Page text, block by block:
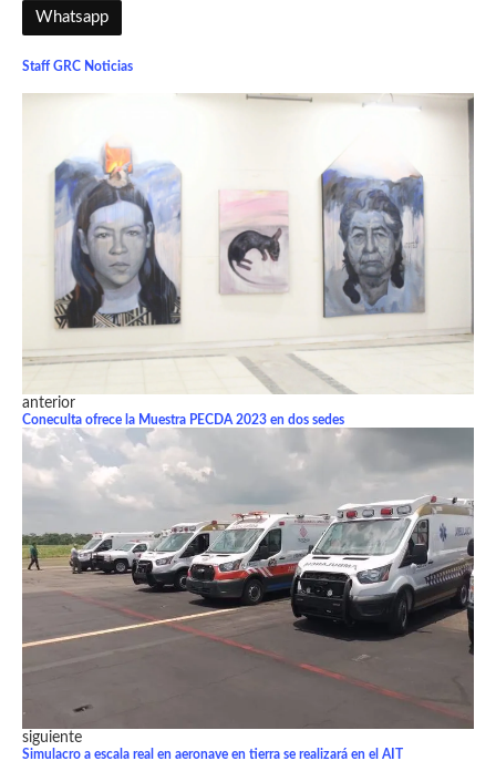
Whatsapp
Staff GRC Noticias
anterior
Coneculta ofrece la Muestra PECDA 2023 en dos sedes
siguiente
Simulacro a escala real en aeronave en tierra se realizará en el AIT